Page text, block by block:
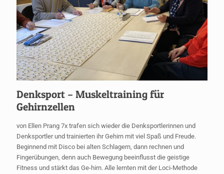
Denksport – Muskeltraining für
Gehirnzellen
von Ellen Prang 7x trafen sich wieder die Denksportlerinnen und
Denksportler und trainierten ihr Gehirn mit viel Spaß und Freude.
Beginnend mit Disco bei alten Schlagern, dann rechnen und
Fingerübungen, denn auch Bewegung beeinflusst die geistige
Fitness und stärkt das Ge-hirn. Alle lernten mit der Loci-Methode